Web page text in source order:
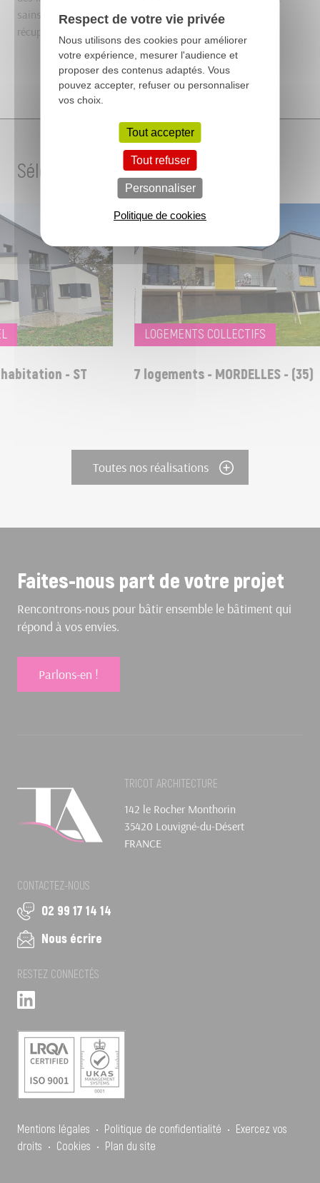
sains, une gestion des consommations énergétiques, la
récupération des eaux de pluie ».
Sélection de projets
- ST
LOGEMENTS COLLECTIFS
7 logements - MORDELLES - (35)
Toutes nos réalisations
Faites-nous part de votre projet
Rencontrons-nous pour bâtir ensemble le bâtiment qui
répond à vos envies.
Parlons-en !
TRICOT ARCHITECTURE
142 le Rocher Monthorin
35420 Louvigné-du-Désert
FRANCE
CONTACTEZ-NOUS
02 99 17 14 14
Nous écrire
RESTEZ CONNECTÉS
Mentions légales • Politique de confidentialité • Exercez vos
droits • Cookies • Plan du site
Respect de votre vie privée
Nous utilisons des cookies pour améliorer
votre expérience, mesurer l'audience et
proposer des contenus adaptés. Vous
pouvez accepter, refuser ou personnaliser
vos choix.
Tout accepter
Tout refuser
Personnaliser
Politique de cookies